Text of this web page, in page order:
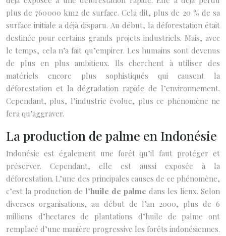
plus de 760 000 km2 de surface. Cela dit, plus de 20 % de sa
surface initiale a déjà disparu. Au début, la déforestation était
destinée pour certains grands projets industriels. Mais, avec
le temps, cela n’a fait qu’empirer. Les humains sont devenus
de plus en plus ambitieux. Ils cherchent à utiliser des
matériels encore plus sophistiqués qui causent la
déforestation et la dégradation rapide de l’environnement.
Cependant, plus, l’industrie évolue, plus ce phénomène ne
fera qu’aggraver.
La production de palme en Indonésie
Indonésie est également une forêt qu’il faut protéger et
préserver. Cependant, elle est aussi exposée à la
déforestation. L’une des principales causes de ce phénomène,
c’est la production de l’huile de palme dans les lieux. Selon
diverses organisations, au début de l’an 2000, plus de 6
millions d’hectares de plantations d’huile de palme ont
remplacé d’une manière progressive les forêts indonésiennes.